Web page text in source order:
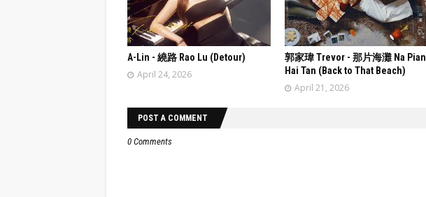
A-Lin - 繞路 Rao Lu (Detour)
April 24, 2026
郭家瑋 Trevor - 那片海灘 Na Pian
Hai Tan (Back to That Beach)
April 21, 2026
POST A COMMENT
0 Comments